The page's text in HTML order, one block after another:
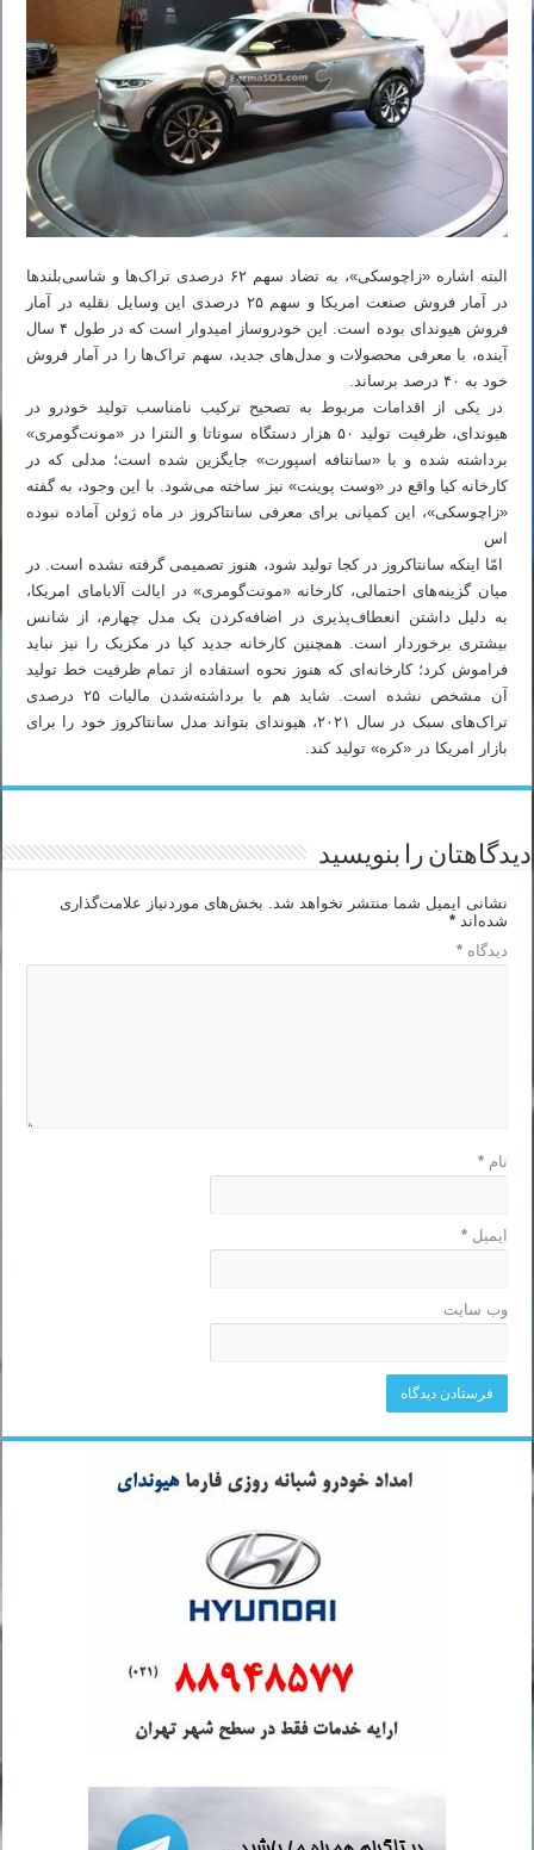
البته اشاره «زاچوسکی»، به تضاد سهم ۶۲ درصدی تراک‌ها و شاسی‌بلندها
در آمار فروش صنعت امریکا و سهم ۲۵ درصدی این وسایل نقلیه در آمار
فروش هیوندای بوده است. این خودروساز امیدوار است که در طول ۴ سال
آینده، با معرفی محصولات و مدل‌های جدید، سهم تراک‌ها را در آمار فروش
خود به ۴۰ درصد برساند.
در یکی از اقدامات مربوط به تصحیح ترکیب نامناسب تولید خودرو در
هیوندای، ظرفیت تولید ۵۰ هزار دستگاه سوناتا و النترا در «مونت‌گومری»
برداشته شده و با «سانتافه اسپورت» جایگزین شده است؛ مدلی که در
کارخانه کیا واقع در «وست‌ پوینت» نیز ساخته می‌شود. با این وجود، به گفته
«زاچوسکی»، این کمپانی برای معرفی سانتاکروز در ماه ژوئن آماده نبوده
اس
امّا اینکه سانتاکروز در کجا تولید شود، هنوز تصمیمی گرفته نشده است. در
میان گزینه‌های احتمالی، کارخانه «مونت‌گومری» در ایالت آلابامای امریکا،
به دلیل داشتن انعطاف‌پذیری در اضافه‌کردن یک مدل چهارم، از شانس
بیشتری برخوردار است. همچنین کارخانه جدید کیا در مکزیک را نیز نباید
فراموش کرد؛ کارخانه‌ای که هنوز نحوه استفاده از تمام ظرفیت خط تولید
آن مشخص نشده است. شاید هم با برداشته‌شدن مالیات ۲۵ درصدی
تراک‌های سبک در سال ۲۰۲۱، هیوندای بتواند مدل سانتاکروز خود را برای
بازار امریکا در «کره» تولید کند.
دیدگاهتان را بنویسید
نشانی ایمیل شما منتشر نخواهد شد.
بخش‌های موردنیاز علامت‌گذاری
شده‌اند*
دیدگاه*
نام*
ایمیل*
وب‌ سایت